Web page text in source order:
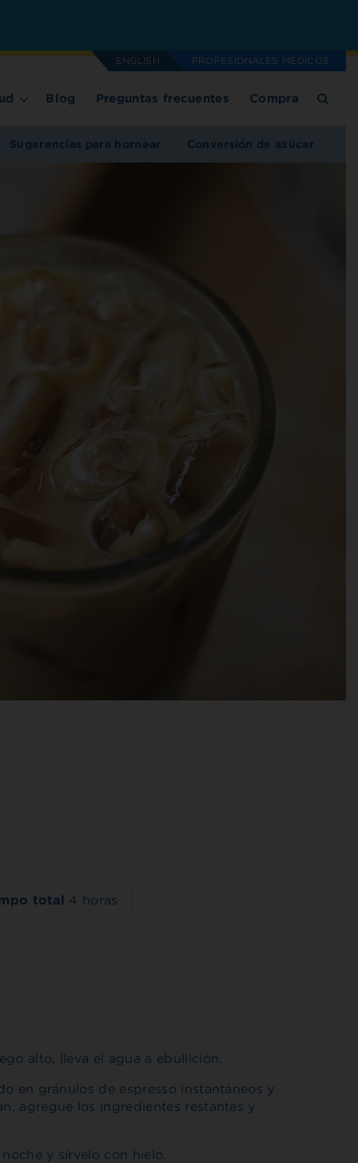
ENGLISH PROFESIONALES MÉDICOS
Blog Preguntas frecuentes Compra
Sugerencias para hornear Conversión de azúcar
total 4 horas
alto, lleva el agua a ebullición.
en gránulos de espresso instantáneos y
agregue los ingredientes restantes y
y sírvelo con hielo.